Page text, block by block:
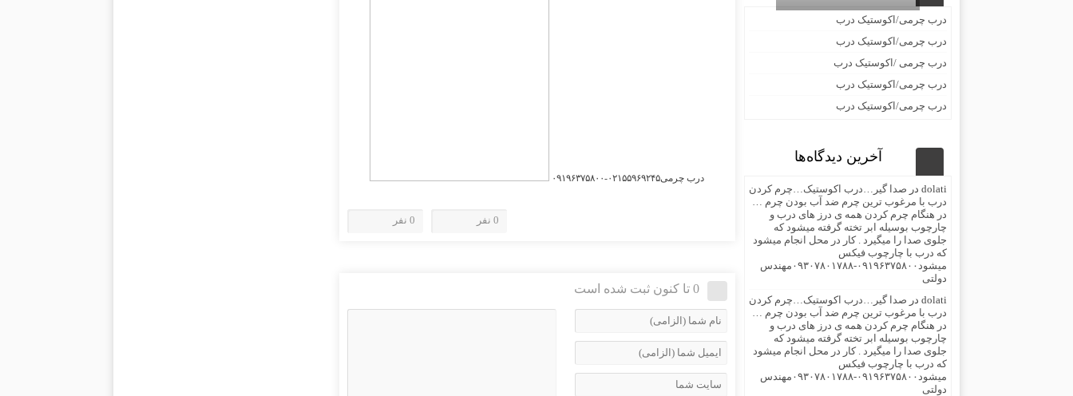
درب چرمی۰۲۱۵۵۹۶۹۲۴۵-۰۹۱۹۶۳۷۵۸۰۰
0 نفر 0 نفر
0 تا کنون ثبت شده است
درب چرمی/اکوستیک درب
درب چرمی/اکوستیک درب
درب چرمی /اکوستیک درب
درب چرمی/اکوستیک درب
درب چرمی/اکوستیک درب
آخرین دیدگاه‌ها
dolati در صدا گیر…درب اکوستیک…چرم کردن
درب با مرغوب ترین چرم ضد آب بودن چرم …
در هنگام چرم کردن همه ی درز های درب و
چارچوب بوسیله ابر تخته گرفته میشود که
جلوی صدا را میگیرد . کار در محل انجام میشود
که درب با چارچوب فیکس
میشود۰۹۱۹۶۳۷۵۸۰۰-۰۹۳۰۷۸۰۱۷۸۸مهندس
دولتی
dolati در صدا گیر…درب اکوستیک…چرم کردن
درب با مرغوب ترین چرم ضد آب بودن چرم …
در هنگام چرم کردن همه ی درز های درب و
چارچوب بوسیله ابر تخته گرفته میشود که
جلوی صدا را میگیرد . کار در محل انجام میشود
که درب با چارچوب فیکس
میشود۰۹۱۹۶۳۷۵۸۰۰-۰۹۳۰۷۸۰۱۷۸۸مهندس
دولتی